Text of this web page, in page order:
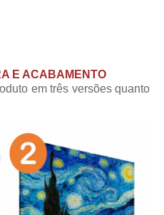
E ACABAMENTO
em três versões quanto